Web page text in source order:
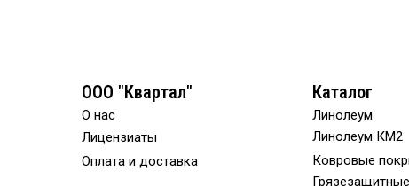
ООО "Квартал" Каталог
О нас
Оплата и доставка
Лицензиаты
Линолеум
Ковровые
Линолеум КМ2